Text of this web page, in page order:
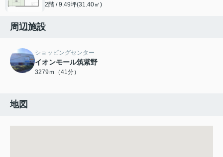
2階 / 9.49坪(31.40㎡)
周辺施設
ショッピングセンター
イオンモール筑紫野
3279ｍ（41分）
地図